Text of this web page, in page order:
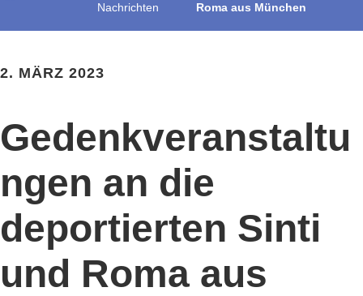
Nachrichten
Roma aus München
2. MÄRZ 2023
Gedenkveranstaltu
ngen an die
deportierten Sinti
und Roma aus